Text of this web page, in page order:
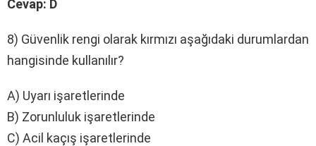
Cevap: D
8) Güvenlik rengi olarak kırmızı aşağıdaki durumlardan
hangisinde kullanılır?
A) Uyarı işaretlerinde
B) Zorunluluk işaretlerinde
C) Acil kaçış işaretlerinde